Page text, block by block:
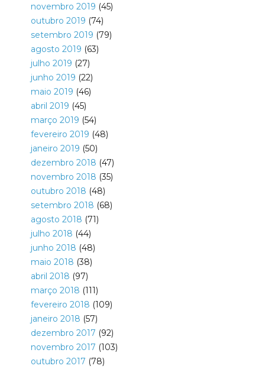
novembro 2019 (45)
outubro 2019 (74)
setembro 2019 (79)
agosto 2019 (63)
julho 2019 (27)
junho 2019 (22)
maio 2019 (46)
abril 2019 (45)
março 2019 (54)
fevereiro 2019 (48)
janeiro 2019 (50)
dezembro 2018 (47)
novembro 2018 (35)
outubro 2018 (48)
setembro 2018 (68)
agosto 2018 (71)
julho 2018 (44)
junho 2018 (48)
maio 2018 (38)
abril 2018 (97)
março 2018 (111)
fevereiro 2018 (109)
janeiro 2018 (57)
dezembro 2017 (92)
novembro 2017 (103)
outubro 2017 (78)